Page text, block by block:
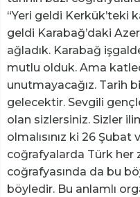
“Yeri geldi Kerkük’teki
geldi Karabağ’daki
ağladık. Karabağ
mutlu olduk. Ama
unutmayacağız. Tarih
gelecektir. Sevgili
olan sizlersiniz. Sizler
olmalısınız ki 26
coğrafyalarda Türk her
coğrafyasında da bu
böyledir. Bu anlamlı